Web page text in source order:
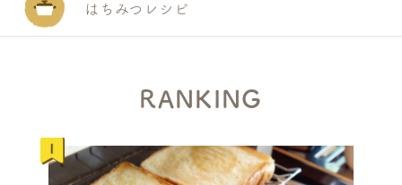
はちみつレシピ
RANKING